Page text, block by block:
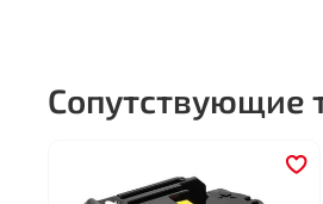
Сопутствующие